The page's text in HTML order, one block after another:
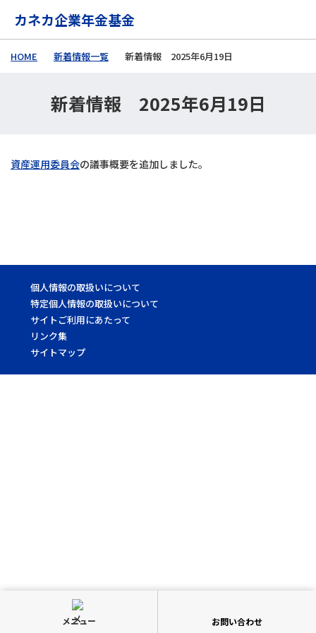
メインコンテンツに移動する
カネカ企業年金基金
メニュー お問い合わせ
HOME 新着情報一覧 新着情報 2025年6月19日
新着情報 2025年6月19日
資産運用委員会の議事概要を追加しました。
個人情報の取扱いについて
特定個人情報の取扱いについて
サイトご利用にあたって
リンク集
サイトマップ